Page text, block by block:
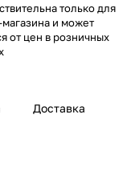
только для
магазина и может
от цен в розничных
Доставка